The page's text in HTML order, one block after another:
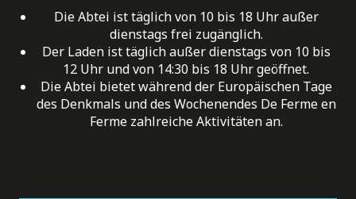
Die Abtei ist täglich von 10 bis 18 Uhr außer
dienstags frei zugänglich.
Der Laden ist täglich außer dienstags von 10 bis
12 Uhr und von 14:30 bis 18 Uhr geöffnet.
Die Abtei bietet während der Europäischen Tage
des Denkmals und des Wochenendes De Ferme en
Ferme zahlreiche Aktivitäten an.